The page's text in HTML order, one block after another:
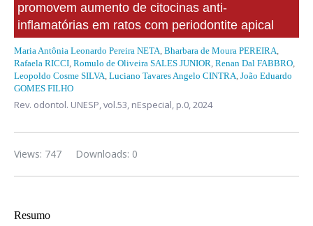
promovem aumento de citocinas anti-
inflamatórias em ratos com periodontite apical
Maria Antônia Leonardo Pereira NETA, Bharbara de Moura PEREIRA,
Rafaela RICCI, Romulo de Oliveira SALES JUNIOR, Renan Dal FABBRO,
Leopoldo Cosme SILVA, Luciano Tavares Angelo CINTRA, João Eduardo
GOMES FILHO
Rev. odontol. UNESP,vol.53, nEspecial, p.0, 2024
Downloads: 0
Views: 747
Resumo